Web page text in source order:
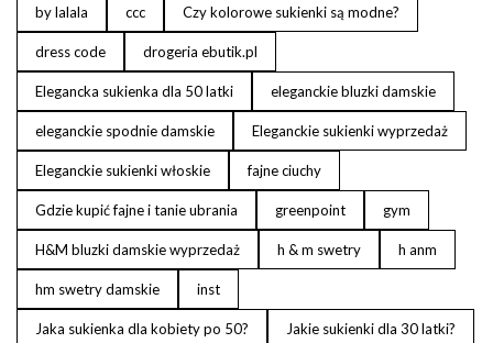
by lalala ccc Czy kolorowe sukienki są modne?
dress code drogeria ebutik.pl
Elegancka sukienka dla 50 latki eleganckie bluzki damskie
eleganckie spodnie damskie Eleganckie sukienki wyprzedaż
Eleganckie sukienki włoskie fajne ciuchy
Gdzie kupić fajne i tanie ubrania greenpoint gym
H&M bluzki damskie wyprzedaż h & m swetry h anm
hm swetry damskie inst
Jaka sukienka dla kobiety po 50? Jakie sukienki dla 30 latki?